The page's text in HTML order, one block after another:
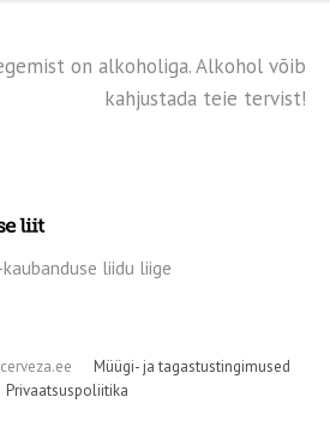
on alkoholiga. Alkohol võib
kahjustada teie tervist!
liidu liige
Müügi- ja tagastustingimused
Privaatsuspoliitika